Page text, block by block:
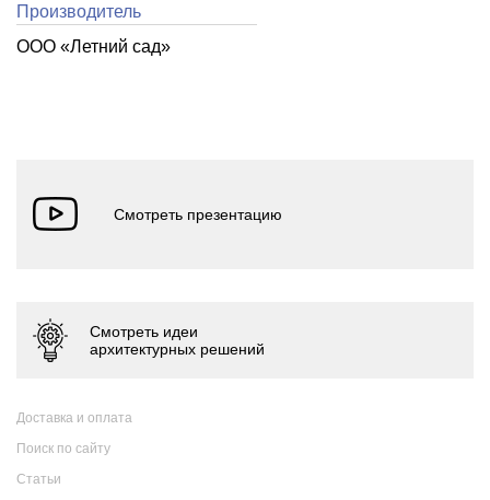
Производитель
ООО «Летний cад»
Доставка и оплата
Поиск по сайту
Статьи